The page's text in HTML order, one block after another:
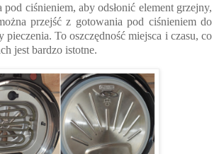
pod ciśnieniem, aby odsłonić element grzejny,
przejść z gotowania pod ciśnieniem do
pieczenia. To oszczędność miejsca i czasu, co
jest bardzo istotne.